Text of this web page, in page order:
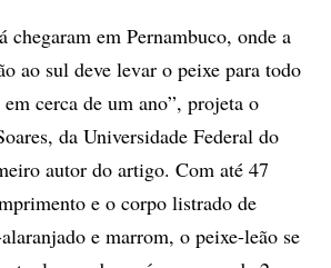
chegaram em Pernambuco, onde a
ao sul deve levar o peixe para todo
cerca de um ano”, projeta o
da Universidade Federal do
autor do artigo. Com até 47
e o corpo listrado de
e marrom, o peixe-leão se